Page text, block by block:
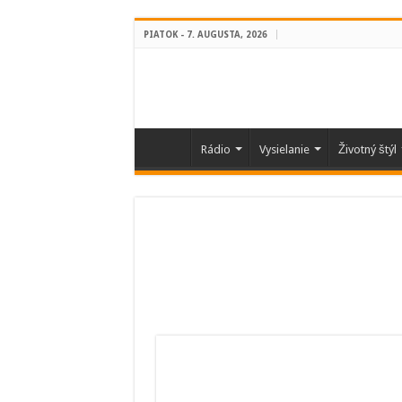
PIATOK - 7. AUGUSTA, 2026
Rádio Vysielanie Životný štýl